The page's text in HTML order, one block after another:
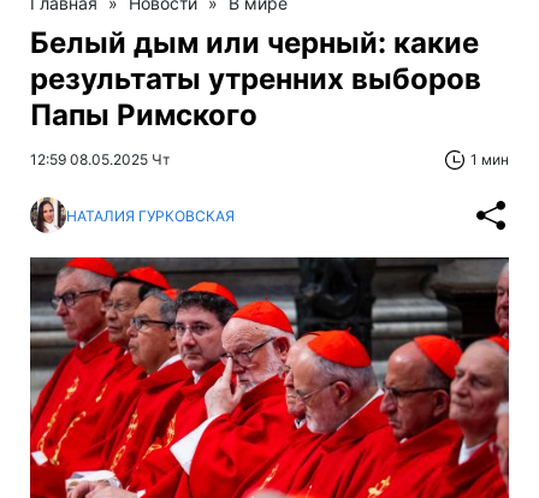
Белый дым или черный: какие
результаты утренних выборов
Папы Римского
12:59 08.05.2025 Чт 1 мин
НАТАЛИЯ ГУРКОВСКАЯ